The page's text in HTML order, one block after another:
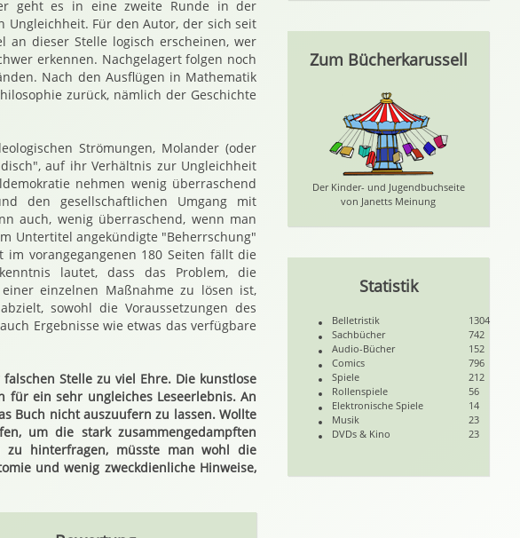
geht es in eine zweite Runde in der
Ungleichheit. Für den Autor, der sich seit
an dieser Stelle logisch erscheinen, wer
erkennen. Nachgelagert folgen noch
Nach den Ausflügen in Mathematik
zurück, nämlich der Geschichte
Strömungen, Molander (oder
auf ihr Verhältnis zur Ungleichheit
nehmen wenig überraschend
den gesellschaftlichen Umgang mit
auch, wenig überraschend, wenn man
Untertitel angekündigte "Beherrschung"
vorangegangenen 180 Seiten fällt die
lautet, dass das Problem, die
einzelnen Maßnahme zu lösen ist,
sowohl die Voraussetzungen des
Ergebnisse wie etwas das verfügbare
Stelle zu viel Ehre. Die kunstlose
ein sehr ungleiches Leseerlebnis. An
Buch nicht auszuufern zu lassen. Wollte
um die stark zusammengedampften
zu hinterfragen, müsste man wohl die
und wenig zweckdienliche Hinweise,
Zum Bücherkarussell
Der Kinder- und Jugendbuchseite
von Janetts Meinung
Statistik
Belletristik
1304
Sachbücher
742
Audio-Bücher
152
Comics
796
Spiele
212
Rollenspiele
56
Elektronische Spiele
14
Musik
23
DVDs & Kino
23